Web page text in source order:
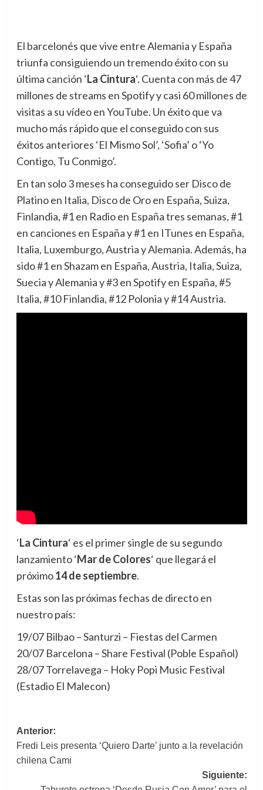
El barcelonés que vive entre Alemania y España
triunfa consiguiendo un tremendo éxito con su
última canción ‘La Cintura‘. Cuenta con más de 47
millones de streams en Spotify y casi 60 millones de
visitas a su vídeo en YouTube. Un éxito que va
mucho más rápido que el conseguido con sus
éxitos anteriores ‘El Mismo Sol’, ‘Sofia’ o ‘Yo
Contigo, Tu Conmigo’.
En tan solo 3 meses ha conseguido ser Disco de
Platino en Italia, Disco de Oro en España, Suiza,
Finlandia, #1 en Radio en España tres semanas, #1
en canciones en España y #1 en ITunes en España,
Italia, Luxemburgo, Austria y Alemania. Además, ha
sido #1 en Shazam en España, Austria, Italia, Suiza,
Suecia y Alemania y #3 en Spotify en España, #5
Italia, #10 Finlandia, #12 Polonia y #14 Austria.
‘La Cintura‘ es el primer single de su segundo
lanzamiento ‘Mar de Colores‘ que llegará el
próximo14 de septiembre.
Estas son las próximas fechas de directo en
nuestro país:
19/07 Bilbao – Santurzi – Fiestas del Carmen
20/07 Barcelona – Share Festival (Poble Español)
28/07 Torrelavega – Hoky Popi Music Festival
(Estadio El Malecon)
Navegación
de
Anterior:
Fredi Leis presenta ‘Quiero Darte’ junto a la revelación
chilena Cami
Siguiente: